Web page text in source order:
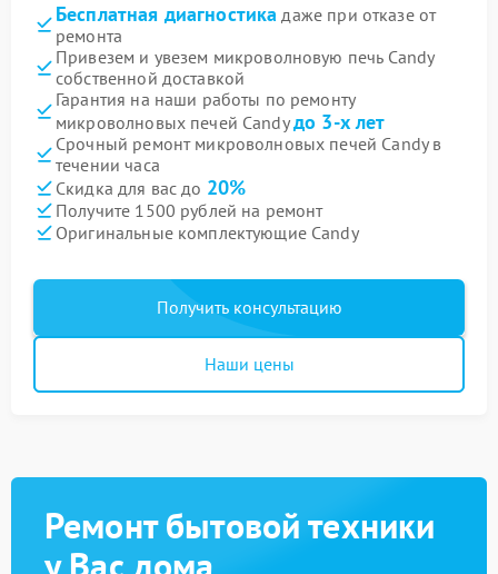
Бесплатная диагностика даже при отказе от
ремонта
Привезем и увезем микроволновую печь Candy
собственной доставкой
Гарантия на наши работы по ремонту
микроволновых печей Candyдо 3-х лет
Срочный ремонт микроволновых печей Candy в
течении часа
Скидка для вас до 20%
Получите 1500 рублей на ремонт
Оригинальные комплектующие Candy
Получить консультацию
Наши цены
Ремонт бытовой техники